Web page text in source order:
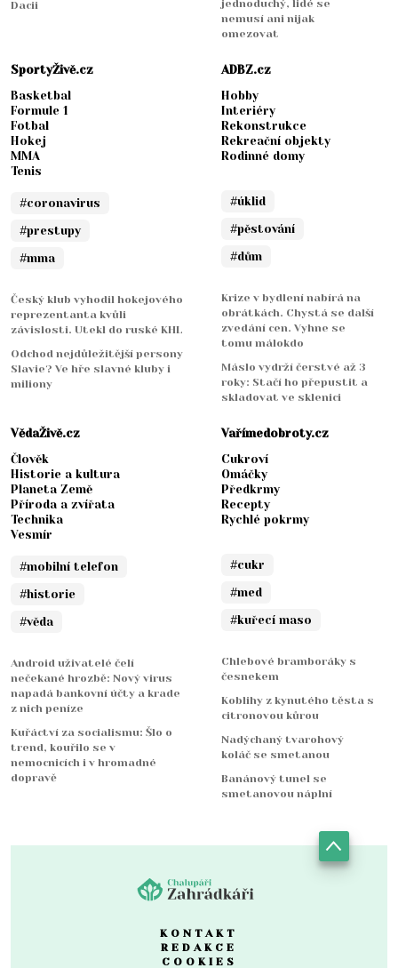
Dacii
jednoduchý, lidé se
nemusí ani nijak
omezovat
SportyŽivě.cz
Basketbal
Formule 1
Fotbal
Hokej
MMA
Tenis
#coronavirus
#prestupy
#mma
Český klub vyhodil hokejového
reprezentanta kvůli
závislosti. Utekl do ruské KHL
Odchod nejdůležitější persony
Slavie? Ve hře slavné kluby i
miliony
ADBZ.cz
Hobby
Interiéry
Rekonstrukce
Rekreační objekty
Rodinné domy
#úklid
#pěstování
#dům
Krize v bydlení nabírá na
obrátkách. Chystá se další
zvedání cen. Vyhne se
tomu málokdo
Máslo vydrží čerstvé až 3
roky: Stačí ho přepustit a
skladovat ve sklenici
VědaŽivě.cz
Člověk
Historie a kultura
Planeta Země
Příroda a zvířata
Technika
Vesmír
#mobilní telefon
#historie
#věda
Android uživatelé čelí
nečekané hrozbě: Nový virus
napadá bankovní účty a krade
z nich peníze
Kuřáctví za socialismu: Šlo o
trend, kouřilo se v
nemocnicích i v hromadné
dopravě
Vařímedobroty.cz
Cukroví
Omáčky
Předkrmy
Recepty
Rychlé pokrmy
#cukr
#med
#kuřecí maso
Chlebové bramboráky s
česnekem
Koblihy z kynutého těsta s
citronovou kůrou
Nadýchaný tvarohový
koláč se smetanou
Banánový tunel se
smetanovou náplní
KONTAKT
REDAKCE
COOKIES